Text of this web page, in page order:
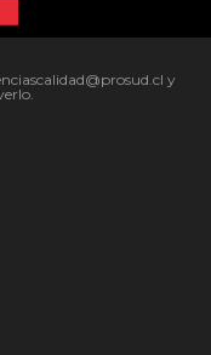
y